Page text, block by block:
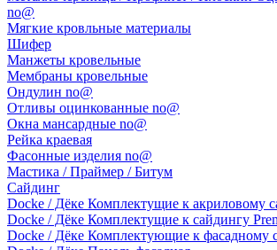
no@
Мягкие кровльные материалы
Шифер
Манжеты кровельные
Мембраны кровельные
Ондулин no@
Отливы оцинкованные no@
Окна мансардные no@
Рейка краевая
Фасонные изделия no@
Мастика / Праймер / Битум
Сайдинг
Docke / Дёке Комплектущие к акриловому
Docke / Дёке Комплектущие к сайдингу
Docke / Дёке Комплектующие к фасадному